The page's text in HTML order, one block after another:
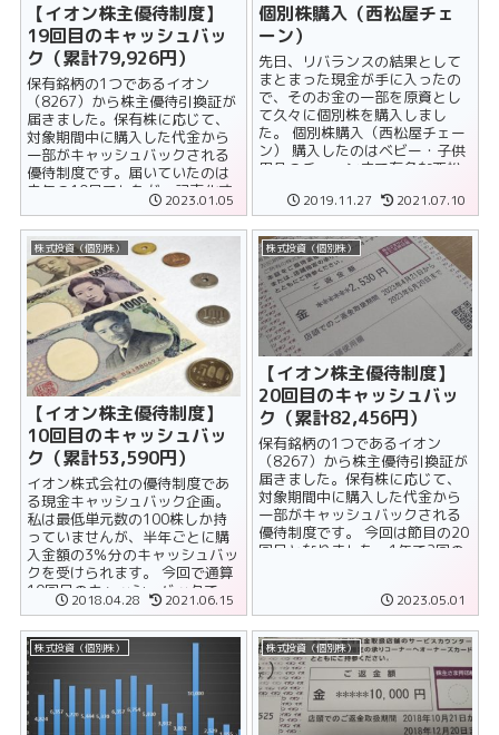
【イオン株主優待制度】
19回目のキャッシュバッ
ク（累計79,926円）
保有銘柄の1つであるイオン
（8267）から株主優待引換証が
届きました。保有株に応じて、
対象期間中に購入した代金から
一部がキャッシュバックされる
優待制度です。届いていたのは
去年の10月でしたが、記事化す
るのを怠っていたためこのタイ
ミングでアッ......
2023.01.05
個別株購入（西松屋チェ
ーン）
先日、リバランスの結果として
まとまった現金が手に入ったの
で、そのお金の一部を原資とし
て久々に個別株を購入しまし
た。 個別株購入（西松屋チェー
ン） 購入したのはベビー・子供
用品のチェーン店で有名な西松
2019.11.27 2021.07.10
株式投資（個別株）
【イオン株主優待制度】
10回目のキャッシュバッ
ク（累計53,590円）
イオン株式会社の優待制度であ
る現金キャッシュバック企画。
私は最低単元数の100株しか持
っていませんが、半年ごとに購
入金額の3％分のキャッシュバッ
クを受けられます。 今回で通算
10回目のキャッシュバックで
す。年2回ということは5年以上
ホ......
2018.04.28 2021.06.15
株式投資（個別株）
【イオン株主優待制度】
20回目のキャッシュバッ
ク（累計82,456円）
保有銘柄の1つであるイオン
（8267）から株主優待引換証が
届きました。保有株に応じて、
対象期間中に購入した代金から
一部がキャッシュバックされる
優待制度です。 今回は節目の20
回目となりました。1年で2回の
2023.05.01
株式投資（個別株） 株式投資（個別株）